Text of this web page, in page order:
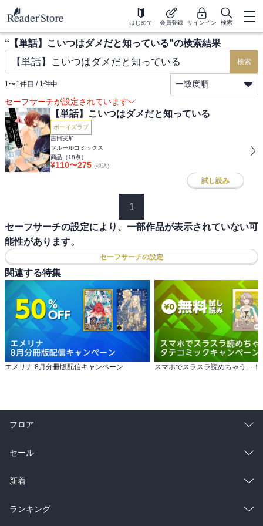
はじめて 会員登録 サインイン 検索
“ 【単話】こいつはダメだと知っている”の検索結果
検索
1〜1件目 / 1件中
一致度順
セーフサーチが設定されています
【単話】こいつはダメだと知っている
ボーイズラブ
吉田実加
フルールコミックス
商品（18点）
¥110〜275 (税込)
試し読み
1
セーフサーチの設定により、一部作品が表示されていない可
能性があります。
セーフサーチの設定
関連する特集
エメリナ 8月分冊版配信キャンペーン
フロア
総合
ラノベ
雑誌・グラビア
セール
総合
ラノベ
新着
総合
ランキング